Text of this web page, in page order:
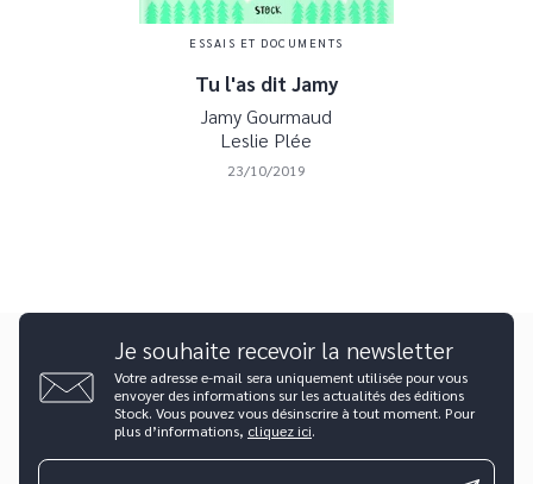
ESSAIS ET DOCUMENTS
Tu l'as dit Jamy
Jamy Gourmaud
Leslie Plée
23/10/2019
Je souhaite recevoir la newsletter
Votre adresse e-mail sera uniquement utilisée pour vous
envoyer des informations sur les actualités des éditions
Stock. Vous pouvez vous désinscrire à tout moment. Pour
plus d’informations, cliquez ici.